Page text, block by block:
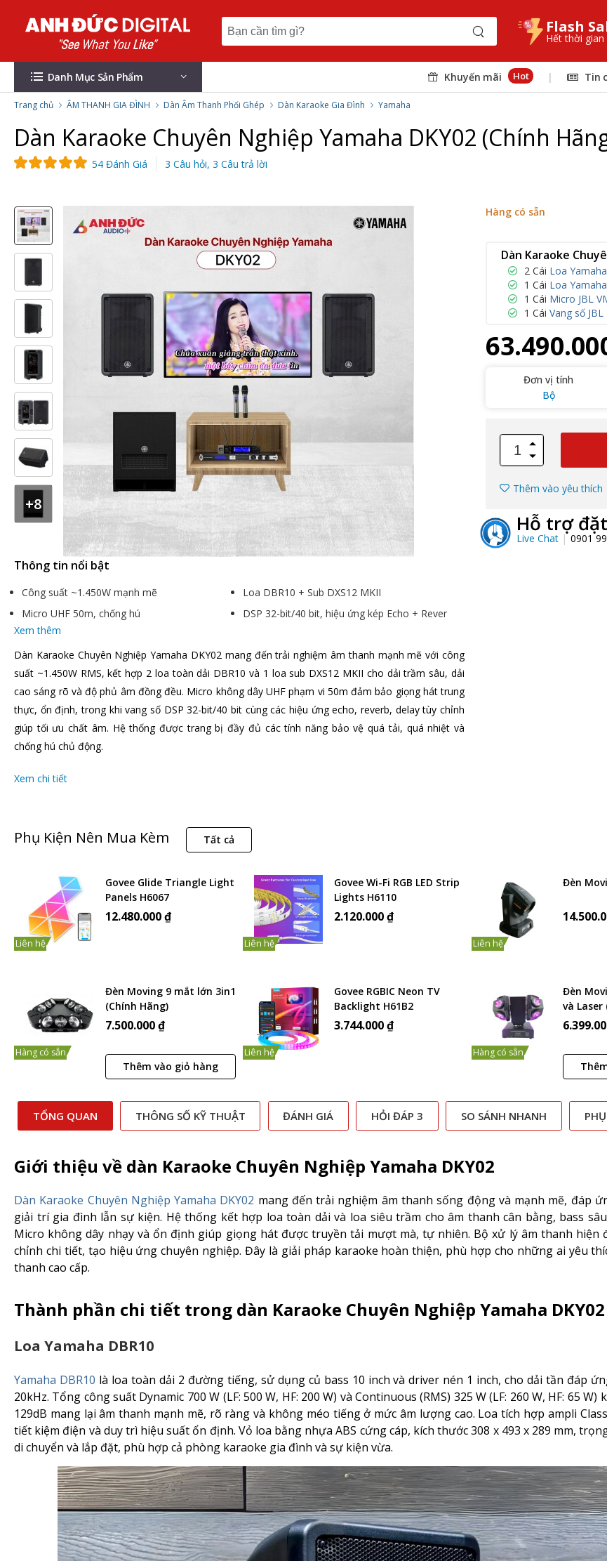
Flash
Hết thời gian
Danh Mục Sản Phẩm Khuyến mãi Hot | Tin
Trang chủ ÂM THANH GIA ĐÌNH Dàn Âm Thanh Phối Ghép Dàn Karaoke Gia Đình Yamaha
Dàn Karaoke Chuyên Nghiệp Yamaha DKY02 (Chính
54 Đánh Giá 3 Câu hỏi, 3 Câu trả lời
+8
Thông tin nổi bật
Công suất ~1.450W mạnh mẽ
Loa DBR10 + Sub DXS12 MKII
Micro UHF 50m, chống hú
DSP 32-bit/40 bit, hiệu ứng kép Echo + Rever
Xem thêm
Dàn Karaoke Chuyên Nghiệp Yamaha DKY02 mang đến trải nghiệm âm thanh mạnh mẽ với công
suất ~1.450W RMS, kết hợp 2 loa toàn dải DBR10 và 1 loa sub DXS12 MKII cho dải trầm sâu, dải
cao sáng rõ và độ phủ âm đồng đều. Micro không dây UHF phạm vi 50m đảm bảo giọng hát trung
thực, ổn định, trong khi vang số DSP 32-bit/40 bit cùng các hiệu ứng echo, reverb, delay tùy chỉnh
giúp tối ưu chất âm. Hệ thống được trang bị đầy đủ các tính năng bảo vệ quá tải, quá nhiệt và
chống hú chủ động.
Xem chi tiết
Hàng có sẵn
Dàn Karaoke
2 Cái Loa
1 Cái Loa
1 Cái Micro JBL
1 Cái Vang số
Đơn vị tính
Bộ
Thêm vào yêu thích
Hỗ trợ
Live Chat 0901
Phụ Kiện Nên Mua Kèm Tất cả
Liên hệ
Govee Glide Triangle Light
Panels H6067
12.480.000 ₫
Liên hệ
Govee Wi-Fi RGB LED Strip
Lights H6110
2.120.000 ₫
Liên hệ
Đèn
Hàng có sẵn
Đèn Moving 9 mắt lớn 3in1
(Chính Hãng)
7.500.000 ₫
Thêm vào giỏ hàng
Liên hệ
Govee RGBIC Neon TV
Backlight H61B2
3.744.000 ₫
Hàng có sẵn
Đèn
và Laser
TỔNG QUAN THÔNG SỐ KỸ THUẬT ĐÁNH GIÁ HỎI ĐÁP 3 SO SÁNH NHANH
Giới thiệu về dàn Karaoke Chuyên Nghiệp Yamaha DKY02
Dàn Karaoke Chuyên Nghiệp Yamaha DKY02 mang đến trải nghiệm âm thanh sống động và mạnh mẽ, đáp
giải trí gia đình lẫn sự kiện. Hệ thống kết hợp loa toàn dải và loa siêu trầm cho âm thanh cân bằng, bass
Micro không dây nhạy và ổn định giúp giọng hát được truyền tải mượt mà, tự nhiên. Bộ xử lý âm thanh hiện
chỉnh chi tiết, tạo hiệu ứng chuyên nghiệp. Đây là giải pháp karaoke hoàn thiện, phù hợp cho những ai yêu
thanh cao cấp.
Thành phần chi tiết trong dàn Karaoke Chuyên Nghiệp Yamaha DKY02
Loa Yamaha DBR10
Yamaha DBR10 là loa toàn dải 2 đường tiếng, sử dụng củ bass 10 inch và driver nén 1 inch, cho dải tần đáp
20kHz. Tổng công suất Dynamic 700 W (LF: 500 W, HF: 200 W) và Continuous (RMS) 325 W (LF: 260 W, HF: 65 W)
129dB mang lại âm thanh mạnh mẽ, rõ ràng và không méo tiếng ở mức âm lượng cao. Loa tích hợp ampli
tiết kiệm điện và duy trì hiệu suất ổn định. Vỏ loa bằng nhựa ABS cứng cáp, kích thước 308 x 493 x 289 mm,
di chuyển và lắp đặt, phù hợp cả phòng karaoke gia đình và sự kiện vừa.